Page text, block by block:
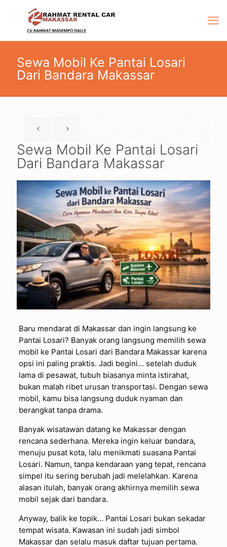
Sewa Mobil Ke Pantai Losari
Dari Bandara Makassar
Sewa Mobil Ke Pantai Losari
Dari Bandara Makassar
Baru mendarat di Makassar dan ingin langsung ke
Pantai Losari? Banyak orang langsung memilih sewa
mobil ke Pantai Losari dari Bandara Makassar karena
opsi ini paling praktis. Jadi begini… setelah duduk
lama di pesawat, tubuh biasanya minta istirahat,
bukan malah ribet urusan transportasi. Dengan sewa
mobil, kamu bisa langsung duduk nyaman dan
berangkat tanpa drama.
Banyak wisatawan datang ke Makassar dengan
rencana sederhana. Mereka ingin keluar bandara,
menuju pusat kota, lalu menikmati suasana Pantai
Losari. Namun, tanpa kendaraan yang tepat, rencana
simpel itu sering berubah jadi melelahkan. Karena
alasan itulah, banyak orang akhirnya memilih sewa
mobil sejak dari bandara.
Anyway, balik ke topik… Pantai Losari bukan sekadar
tempat wisata. Kawasan ini sudah jadi simbol
Makassar dan selalu masuk daftar tujuan pertama.